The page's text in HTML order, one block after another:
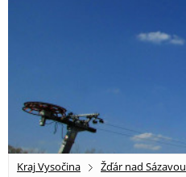
Kraj Vysočina Žďár nad Sázavou